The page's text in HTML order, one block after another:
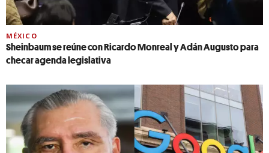
MÉXICO
Sheinbaum se reúne con Ricardo Monreal y Adán Augusto para
checar agenda legislativa